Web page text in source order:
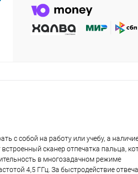
с собой на работу или учебу, а
сканер отпечатка пальца,
в многозадачном режиме
4,5 ГГц. За быстродействие